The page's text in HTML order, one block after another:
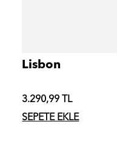
Lisbon
3.290,99 TL
SEPETE EKLE